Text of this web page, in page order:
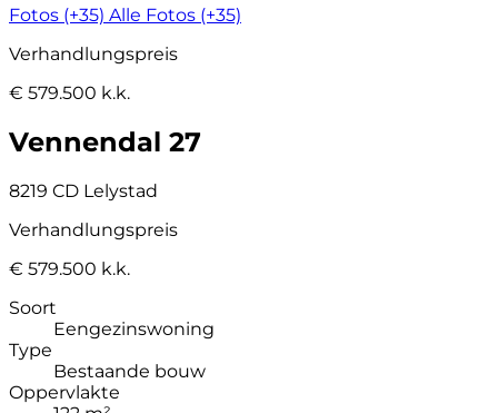
Fotos (+35) Alle Fotos (+35)
Verhandlungspreis
€ 579.500 k.k.
Vennendal 27
8219 CD Lelystad
Verhandlungspreis
€ 579.500 k.k.
Soort
Eengezinswoning
Type
Bestaande bouw
Oppervlakte